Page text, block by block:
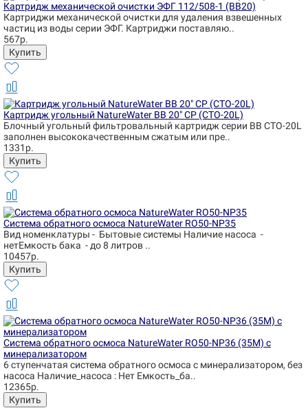
Картридж механической очистки ЭФГ 112/508-1 (BB20)
Картриджи механической очистки для удаления взвешенных
частиц из воды серии ЭФГ. Картриджи поставляю..
567р.
Картридж угольный NatureWater BB 20" CP (CTO-20L)
Блочный угольный фильтровальный картридж серии BB CTO-20L
заполнен высококачественным сжатым или пре..
1331р.
Система обратного осмоса NatureWater RO50-NP35
Вид номенклатуры - Бытовые системы Наличие насоса -
нетЕмкость бака - до 8 литров ..
10457р.
Система обратного осмоса NatureWater RO50-NP36 (35М) с
минерализатором
6 ступенчатая система обратного осмоса с минерализатором, без
насоса Наличие_насоса : Нет Емкость_ба..
12365р.